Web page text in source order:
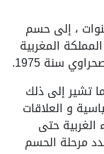
منذ 3 ثلاث سنوات ، إلى حسم
المغربية
سنة 1975.
تشير إلى ذلك
و العلاقات
حتى
مرحلة الحسم